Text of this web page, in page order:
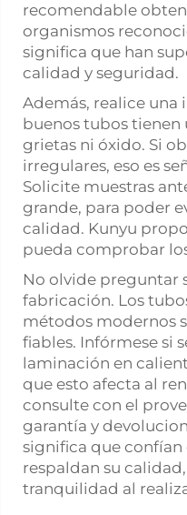
recomendable
organismos
significa que han
calidad y seguridad.
Además, realice una
buenos tubos tienen
grietas ni óxido. Si
irregulares, eso es
Solicite muestras
grande, para poder
calidad. Kunyu
pueda comprobar
No olvide preguntar
fabricación. Los
métodos modernos
fiables. Infórmese si
laminación en
que esto afecta al
consulte con el
garantía y
significa que
respaldan su
tranquilidad al